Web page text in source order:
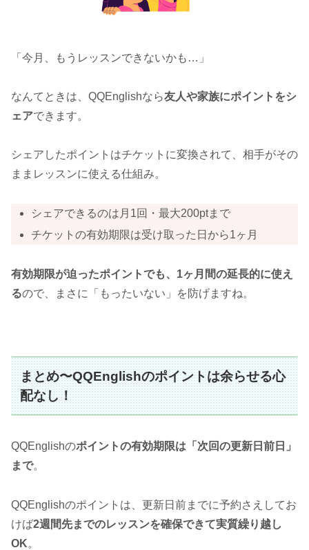
「今月、もうレッスンできないかも…」
なんてときは、QQEnglishなら友人や家族にポイントをシ
ェアできます。
シェアしたポイントはチケットに変換されて、相手がその
ままレッスンに使える仕組み。
シェアできるのは月1回・最大200ptまで
チケットの有効期限は受け取った日から1ヶ月
有効期限が迫ったポイントでも、1ヶ月間の延長的に使え
るので、まさに「もったいない」を防げますね。
まとめ〜QQEnglishのポイントは余らせる心
配なし！
QQEnglishのポイントの有効期限は「 次回の更新日前日」
まで。
QQEnglishのポイントは、更新日前までに予約さえしてお
けば2週間先までのレッスンを確保できて実質繰り越し
OK。